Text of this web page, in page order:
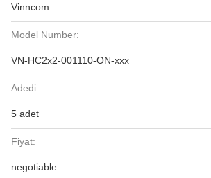
Vinncom
Model Number:
VN-HC2x2-001110-ON-xxx
Adedi:
5 adet
Fiyat:
negotiable